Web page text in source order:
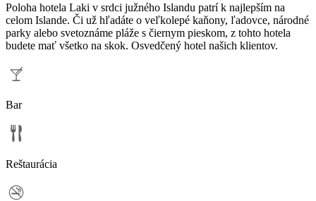
Poloha hotela Laki v srdci južného Islandu patrí k najlepším na
celom Islande. Či už hľadáte o veľkolepé kaňony, ľadovce, národné
parky alebo svetoznáme pláže s čiernym pieskom, z tohto hotela
budete mať všetko na skok. Osvedčený hotel našich klientov.
Bar
Reštaurácia